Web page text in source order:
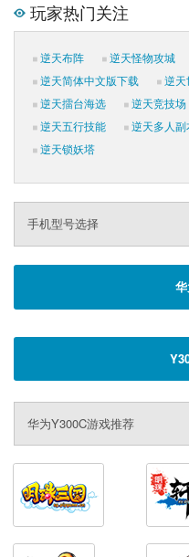
玩家热门关注
逆天布阵 逆天怪物攻城
逆天简体中文版下载
逆天
逆天擂台海选
逆天竞技场
逆天五行技能
逆天多人副
逆天锁妖塔
手机型号选择
华为Y300C游戏推荐